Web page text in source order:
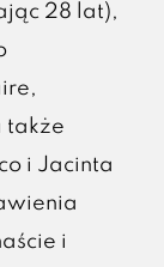
28 lat),
także
i Jacinta
i